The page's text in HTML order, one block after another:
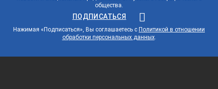
общества.
ПОДПИСАТЬСЯ
Нажимая «Подписаться», Вы соглашаетесь с Политикой в отношении
обработки персональных данных.